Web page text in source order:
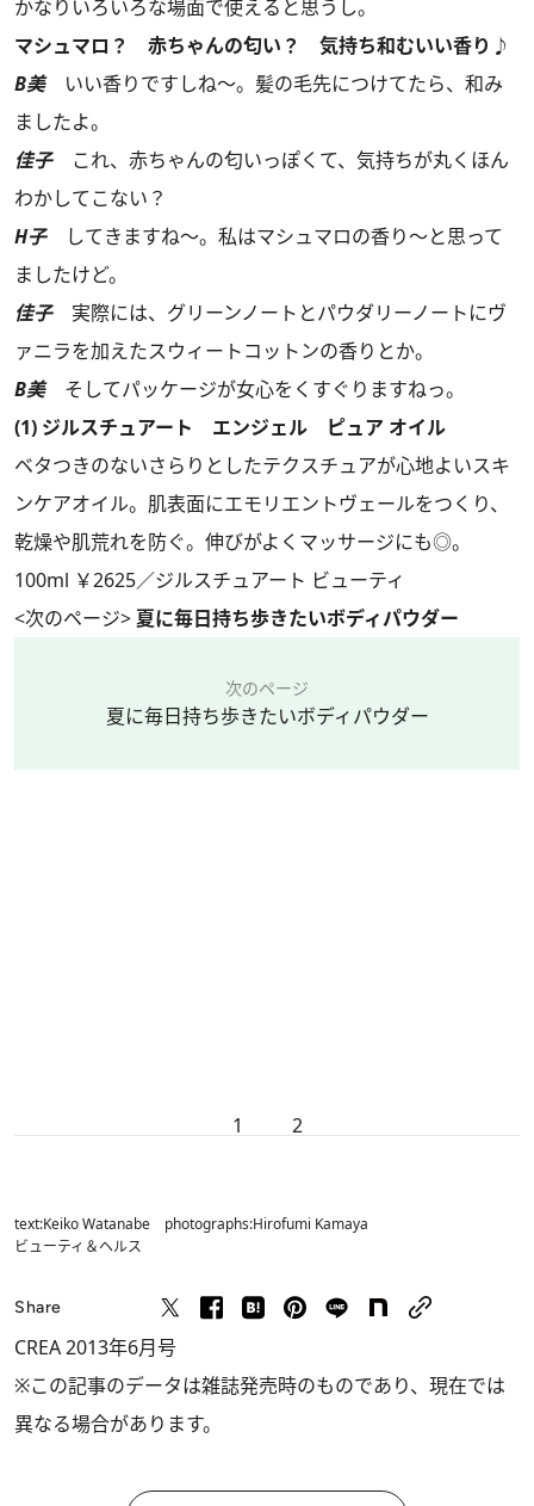
かなりいろいろな場面で使えると思うし。
マシュマロ？ 赤ちゃんの匂い？ 気持ち和むいい香り♪
B美いい香りですしね～。髪の毛先につけてたら、和み
ましたよ。
佳子これ、赤ちゃんの匂いっぽくて、気持ちが丸くほん
わかしてこない？
H子してきますね～。私はマシュマロの香り～と思って
ましたけど。
佳子実際には、グリーンノートとパウダリーノートにヴ
ァニラを加えたスウィートコットンの香りとか。
B美そしてパッケージが女心をくすぐりますねっ。
(1) ジルスチュアート エンジェル ピュア オイル
ベタつきのないさらりとしたテクスチュアが心地よいスキ
ンケアオイル。肌表面にエモリエントヴェールをつくり、
乾燥や肌荒れを防ぐ。伸びがよくマッサージにも◎。
100ml ￥2625／ジルスチュアート ビューティ
<次のページ>夏に毎日持ち歩きたいボディパウダー
次のページ
夏に毎日持ち歩きたいボディパウダー
1 2
text:Keiko Watanabe photographs:Hirofumi Kamaya
ビューティ＆ヘルス
Share
CREA 2013年6月号
※この記事のデータは雑誌発売時のものであり、現在では
異なる場合があります。